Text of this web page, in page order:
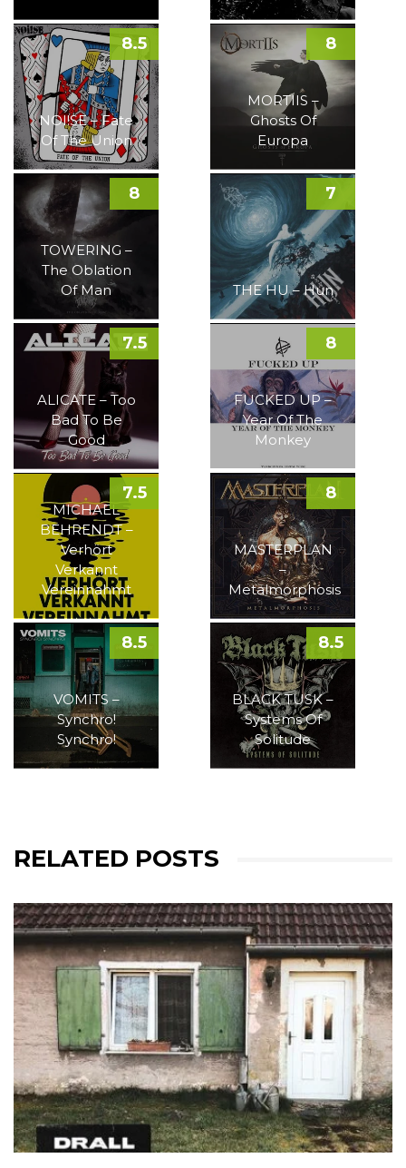
NOI!SE – Fate
Of The Union
8.5
MORTIIS –
Ghosts Of
Europa
8
TOWERING –
The Oblation
Of Man
8
THE HU – Hun
7
ALICATE – Too
Bad To Be
Good
7.5
FUCKED UP –
Year Of The
Monkey
8
MICHAEL
BEHRENDT –
Verhört
Verkannt
Vereinnahmt
7.5
MASTERPLAN
–
Metalmorphosis
8
VOMITS –
Synchro!
Synchro!
8.5
BLACK TUSK –
Systems Of
Solitude
8.5
RELATED POSTS